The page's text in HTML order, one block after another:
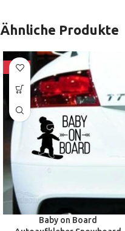
Ähnliche Produkte
-80%
Baby on Board